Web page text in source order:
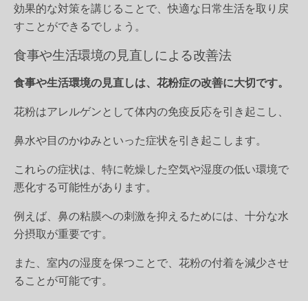
効果的な対策を講じることで、快適な日常生活を取り戻
すことができるでしょう。
食事や生活環境の見直しによる改善法
食事や生活環境の見直しは、花粉症の改善に大切です。
花粉はアレルゲンとして体内の免疫反応を引き起こし、
鼻水や目のかゆみといった症状を引き起こします。
これらの症状は、特に乾燥した空気や湿度の低い環境で
悪化する可能性があります。
例えば、鼻の粘膜への刺激を抑えるためには、十分な水
分摂取が重要です。
また、室内の湿度を保つことで、花粉の付着を減少させ
ることが可能です。